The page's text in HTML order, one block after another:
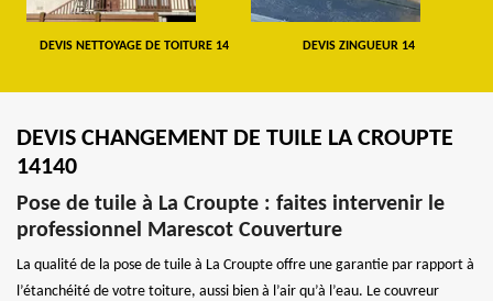
DEVIS NETTOYAGE DE TOITURE 14 DEVIS ZINGUEUR 14
DEVIS CHANGEMENT DE TUILE LA CROUPTE
14140
Pose de tuile à La Croupte : faites intervenir le
professionnel Marescot Couverture
La qualité de la pose de tuile à La Croupte offre une garantie par rapport à
l’étanchéité de votre toiture, aussi bien à l’air qu’à l’eau. Le couvreur